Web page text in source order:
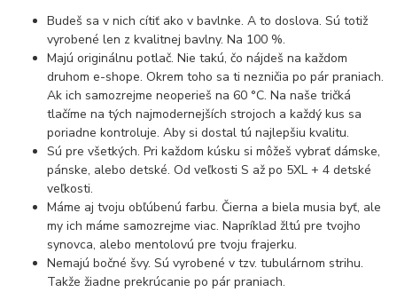
Budeš sa v nich cítiť ako v bavlnke. A to doslova. Sú totiž
vyrobené len z kvalitnej bavlny. Na 100 %.
Majú originálnu potlač. Nie takú, čo nájdeš na každom
druhom e-shope. Okrem toho sa ti nezničia po pár praniach.
Ak ich samozrejme neoperieš na 60 °C. Na naše tričká
tlačíme na tých najmodernejších strojoch a každý kus sa
poriadne kontroluje. Aby si dostal tú najlepšiu kvalitu.
Sú pre všetkých. Pri každom kúsku si môžeš vybrať dámske,
pánske, alebo detské. Od veľkosti S až po 5XL + 4 detské
veľkosti.
Máme aj tvoju obľúbenú farbu. Čierna a biela musia byť, ale
my ich máme samozrejme viac. Napríklad žltú pre tvojho
synovca, alebo mentolovú pre tvoju frajerku.
Nemajú bočné švy. Sú vyrobené v tzv. tubulárnom strihu.
Takže žiadne prekrúcanie po pár praniach.